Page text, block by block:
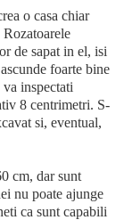
o casa chiar
de sapat in el, isi
foarte bine
inspectati
8 centrimetri. S-
si, eventual,
cm, dar sunt
nu poate ajunge
ca sunt capabili